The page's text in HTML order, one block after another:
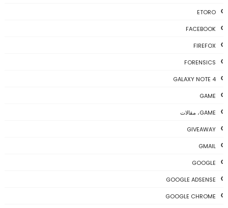
ETORO
FACEBOOK
FIREFOX
FORENSICS
GALAXY NOTE 4
GAME
GAME، مقالات
GIVEAWAY
GMAIL
GOOGLE
GOOGLE ADSENSE
GOOGLE CHROME